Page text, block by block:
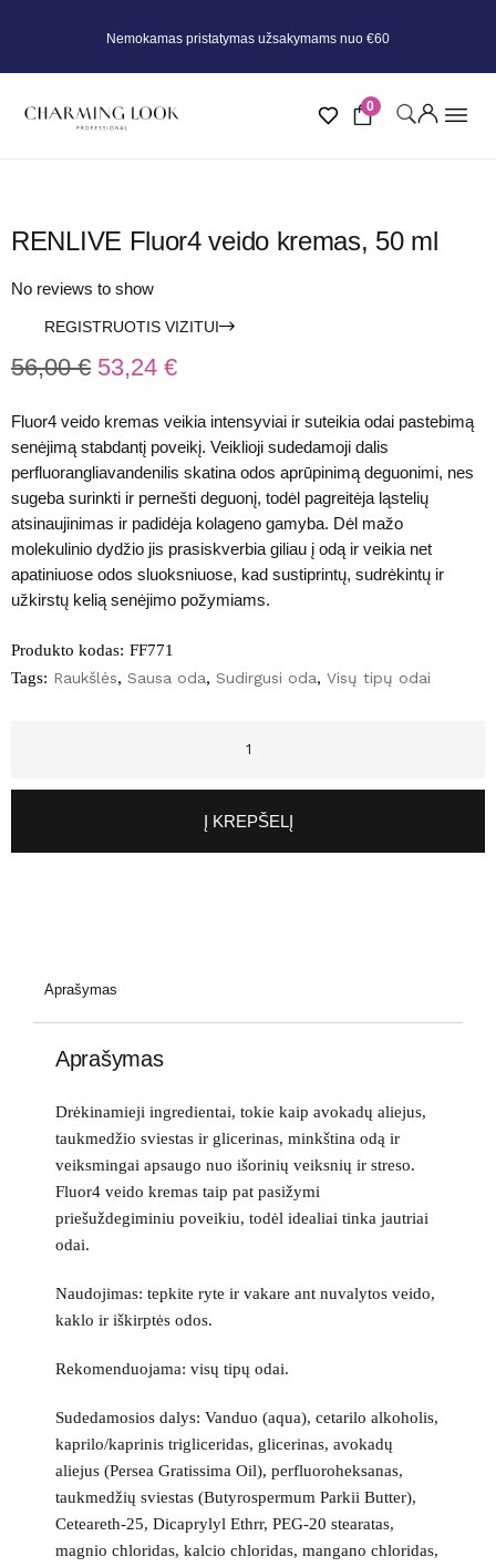
Nemokamas pristatymas užsakymams nuo €60
0
RENLIVE Fluor4 veido kremas, 50 ml
No reviews to show
REGISTRUOTIS VIZITUI
56,00€ 53,24 €
Fluor4 veido kremas veikia intensyviai ir suteikia odai pastebimą
senėjimą stabdantį poveikį. Veiklioji sudedamoji dalis
perfluorangliavandenilis skatina odos aprūpinimą deguonimi, nes
sugeba surinkti ir pernešti deguonį, todėl pagreitėja ląstelių
atsinaujinimas ir padidėja kolageno gamyba. Dėl mažo
molekulinio dydžio jis prasiskverbia giliau į odą ir veikia net
apatiniuose odos sluoksniuose, kad sustiprintų, sudrėkintų ir
užkirstų kelią senėjimo požymiams.
Produkto kodas: FF771
Tags: Raukšlės, Sausa oda, Sudirgusi oda, Visų tipų odai
Į KREPŠELĮ
Aprašymas
Aprašymas
Drėkinamieji ingredientai, tokie kaip avokadų aliejus,
taukmedžio sviestas ir glicerinas, minkština odą ir
veiksmingai apsaugo nuo išorinių veiksnių ir streso.
Fluor4 veido kremas taip pat pasižymi
priešuždegiminiu poveikiu, todėl idealiai tinka jautriai
odai.
Naudojimas: tepkite ryte ir vakare ant nuvalytos veido,
kaklo ir iškirptės odos.
Rekomenduojama: visų tipų odai.
Sudedamosios dalys: Vanduo (aqua), cetarilo alkoholis,
kaprilo/kaprinis trigliceridas, glicerinas, avokadų
aliejus (Persea Gratissima Oil), perfluoroheksanas,
taukmedžių sviestas (Butyrospermum Parkii Butter),
Ceteareth-25, Dicaprylyl Ethrr, PEG-20 stearatas,
magnio chloridas, kalcio chloridas, mangano chloridas,